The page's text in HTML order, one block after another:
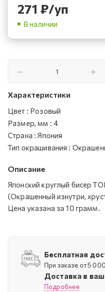
271 ₽/уп
В наличии
Характеристики
Цвет : Розовый
Размер, мм : 4
Страна : Япония
Тип окрашивания :
Описание
Японский круглый бисер
(Окрашенный изнутри,
Цена указана за 10 грамм.
Бесплатная
При заказе от 5
Доставка в
Подробнее